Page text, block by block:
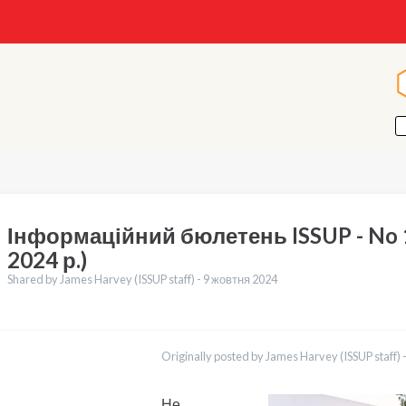
Інформаційний бюлетень ISSUP - No
2024 р.)
Shared by James Harvey (ISSUP staff) - 9 жовтня 2024
Originally posted by James Harvey (ISSUP staff)